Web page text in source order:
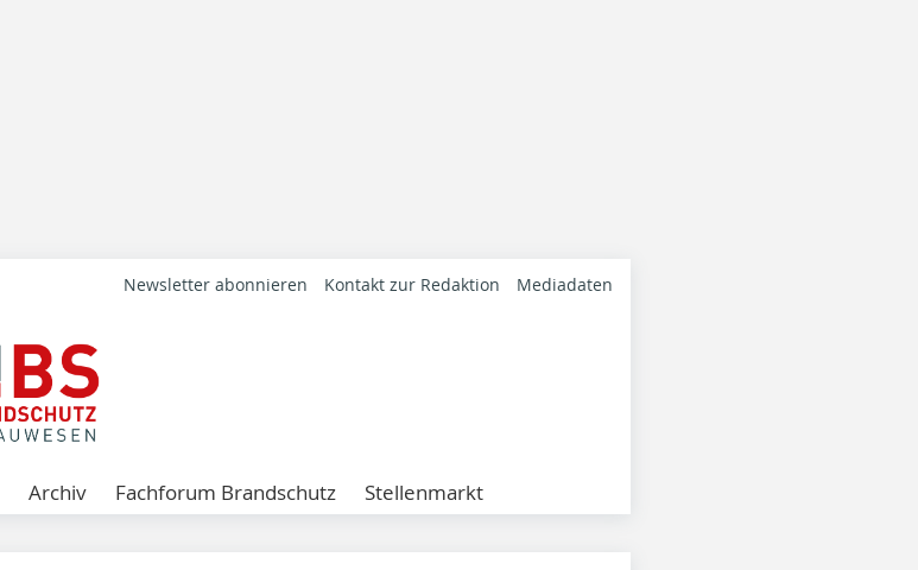
Newsletter abonnieren Kontakt zur Redaktion Mediadaten
Archiv Fachforum Brandschutz Stellenmarkt